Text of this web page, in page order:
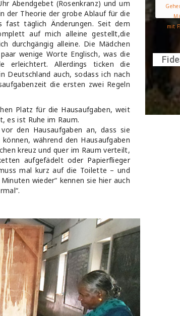
Abendgebet (Rosenkranz) und um
der Theorie der grobe Ablauf für die
fast täglich Änderungen. Seit dem
auf mich alleine gestellt,die
durchgängig alleine. Die Mädchen
wenige Worte Englisch, was die
erleichtert. Allerdings ticken die
Deutschland auch, sodass ich nach
die ersten zwei Regeln
Platz für die Hausaufgaben, weit
es ist Ruhe im Raum.
den Hausaufgaben an, dass sie
während den Hausaufgaben
kreuz und quer im Raum verteilt,
aufgefädelt oder Papierflieger
mal kurz auf die Toilette – und
wieder“ kennen sie hier auch
mit